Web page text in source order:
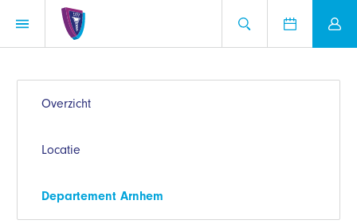
Overzicht
Locatie
Departement Arnhem